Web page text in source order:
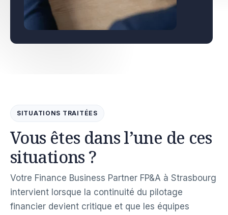
SITUATIONS TRAITÉES
Vous êtes dans l’une de ces
situations ?
Votre Finance Business Partner FP&A à Strasbourg
intervient lorsque la continuité du pilotage
financier devient critique et que les équipes